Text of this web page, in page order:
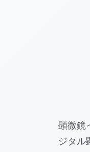
顕微鏡
ジタル